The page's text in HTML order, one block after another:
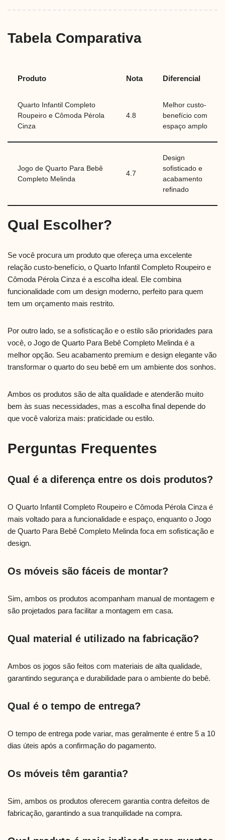
Tabela Comparativa
Produto Nota Diferencial
Quarto Infantil Completo
Roupeiro e Cômoda Pérola
Cinza
4.8
Melhor custo-
benefício com
espaço amplo
Jogo de Quarto Para Bebê
Completo Melinda
4.7
Design
sofisticado e
acabamento
refinado
Qual Escolher?
Se você procura um produto que ofereça uma excelente
relação custo-benefício, o Quarto Infantil Completo Roupeiro e
Cômoda Pérola Cinza é a escolha ideal. Ele combina
funcionalidade com um design moderno, perfeito para quem
tem um orçamento mais restrito.
Por outro lado, se a sofisticação e o estilo são prioridades para
você, o Jogo de Quarto Para Bebê Completo Melinda é a
melhor opção. Seu acabamento premium e design elegante vão
transformar o quarto do seu bebê em um ambiente dos sonhos.
Ambos os produtos são de alta qualidade e atenderão muito
bem às suas necessidades, mas a escolha final depende do
que você valoriza mais: praticidade ou estilo.
Perguntas Frequentes
Qual é a diferença entre os dois produtos?
O Quarto Infantil Completo Roupeiro e Cômoda Pérola Cinza é
mais voltado para a funcionalidade e espaço, enquanto o Jogo
de Quarto Para Bebê Completo Melinda foca em sofisticação e
design.
Os móveis são fáceis de montar?
Sim, ambos os produtos acompanham manual de montagem e
são projetados para facilitar a montagem em casa.
Qual material é utilizado na fabricação?
Ambos os jogos são feitos com materiais de alta qualidade,
garantindo segurança e durabilidade para o ambiente do bebê.
Qual é o tempo de entrega?
O tempo de entrega pode variar, mas geralmente é entre 5 a 10
dias úteis após a confirmação do pagamento.
Os móveis têm garantia?
Sim, ambos os produtos oferecem garantia contra defeitos de
fabricação, garantindo a sua tranquilidade na compra.